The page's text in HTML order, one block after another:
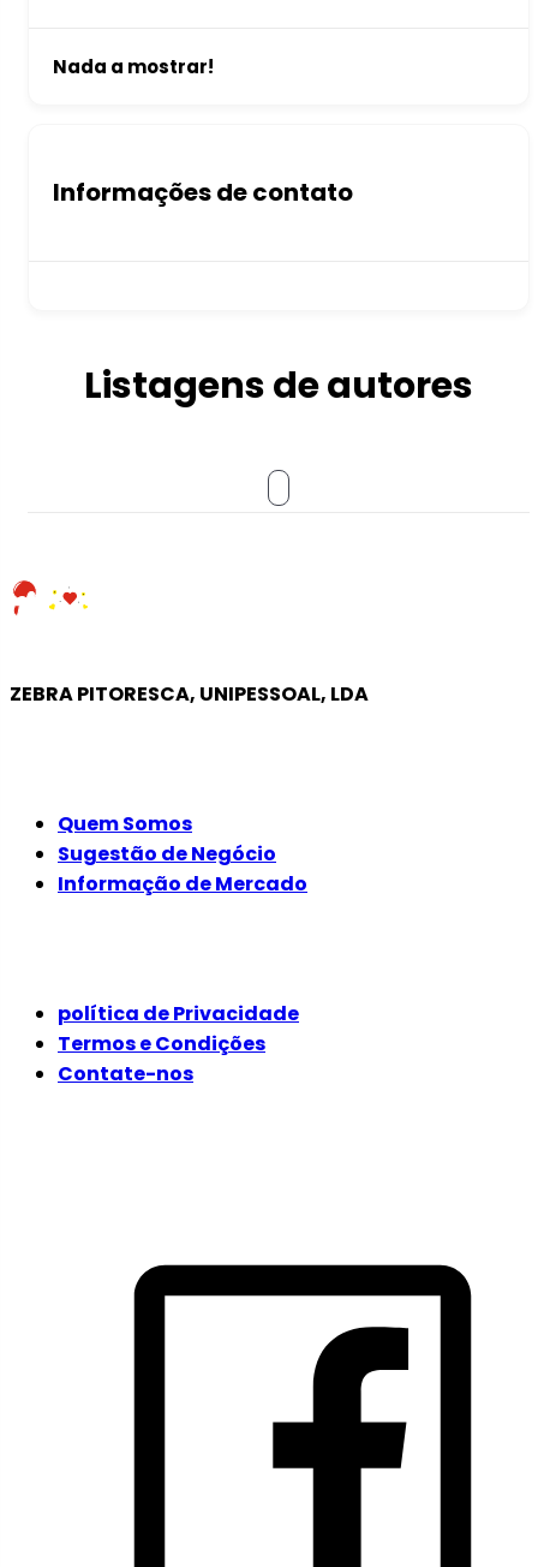
Nada a mostrar!
Informações de contato
Listagens de autores
ZEBRA PITORESCA, UNIPESSOAL, LDA
Quem Somos
Sugestão de Negócio
Informação de Mercado
política de Privacidade
Termos e Condições
Contate-nos